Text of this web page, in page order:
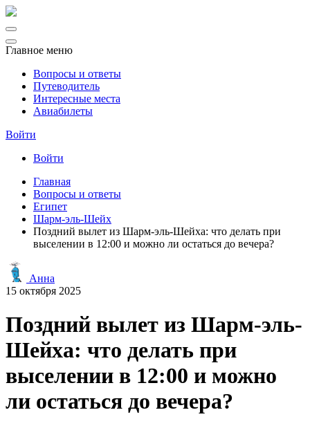
Главное меню
Вопросы и ответы
Путеводитель
Интересные места
Авиабилеты
Войти
Войти
Главная
Вопросы и ответы
Египет
Шарм-эль-Шейх
Поздний вылет из Шарм-эль-Шейха: что делать при
выселении в 12:00 и можно ли остаться до вечера?
Анна
15 октября 2025
Поздний вылет из Шарм-эль-
Шейха: что делать при
выселении в 12:00 и можно
ли остаться до вечера?